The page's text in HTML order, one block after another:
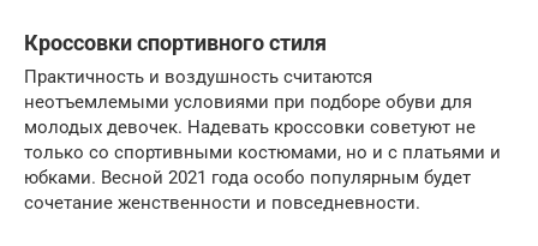
Кроссовки спортивного стиля
Практичность и воздушность считаются
неотъемлемыми условиями при подборе обуви для
молодых девочек. Надевать кроссовки советуют не
только со спортивными костюмами, но и с платьями и
юбками. Весной 2021 года особо популярным будет
сочетание женственности и повседневности.